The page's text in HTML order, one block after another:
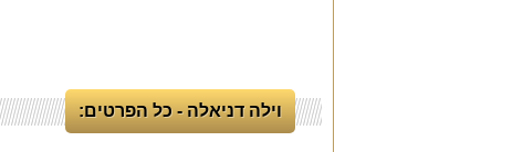
וילה דניאלה - כל הפרטים: